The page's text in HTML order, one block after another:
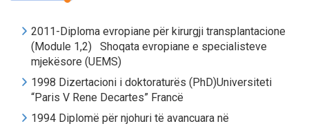
2011-Diploma evropiane për kirurgji transplantacione
(Module 1,2) Shoqata evropiane e specialisteve
mjekësore (UEMS)
1998 Dizertacioni i doktoraturës (PhD)Universiteti
“Paris V Rene Decartes” Francë
1994 Diplomë për njohuri të avancuara në